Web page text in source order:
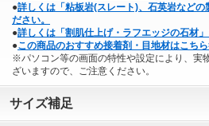
●詳しくは「粘板岩(スレート)、石英岩などの
ださい。
●詳しくは「割肌仕上げ・ラフエッジの石材」
●この商品のおすすめ接着剤・目地材はこち
※パソコン等の画面の特性や設定により、実
ざいますので、ご注意ください。
サイズ補足